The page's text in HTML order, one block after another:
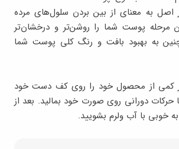
اصل به معنای از بین بردن سلول‌های مرده
پوست شما را روشن‌تر و درخشان‌تر
به بهبود بافت و رنگ کلی پوست شما
کمی از محصول خود را روی کف دست خود
حرکات دورانی روی صورت خود بمالید. بعد از
خوبی با آب ولرم بشویید.